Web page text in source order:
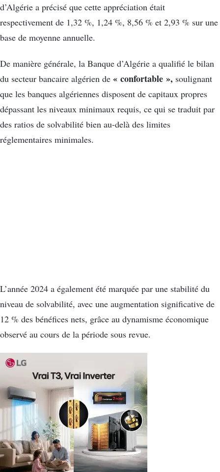
d’Algérie a précisé que cette appréciation était
respectivement de 1,32 %, 1,24 %, 8,56 % et 2,93 % sur une
base de moyenne annuelle.
De manière générale, la Banque d’Algérie a qualifié le bilan
du secteur bancaire algérien de « confortable », soulignant
que les banques algériennes disposent de capitaux propres
dépassant les niveaux minimaux requis, ce qui se traduit par
des ratios de solvabilité bien au-delà des limites
réglementaires minimales.
L’année 2024 a également été marquée par une stabilité du
niveau de solvabilité, avec une augmentation significative de
12 % des bénéfices nets, grâce au dynamisme économique
observé au cours de la période sous revue.